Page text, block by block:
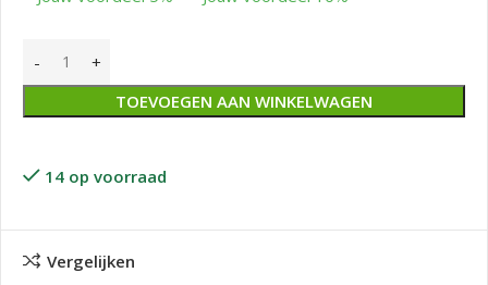
TOEVOEGEN AAN WINKELWAGEN
14 op voorraad
Vergelijken